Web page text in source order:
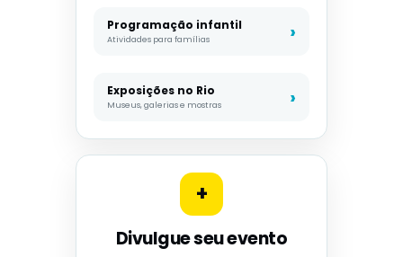
Programação infantil
Atividades para famílias
Exposições no Rio
Museus, galerias e mostras
+
Divulgue seu evento